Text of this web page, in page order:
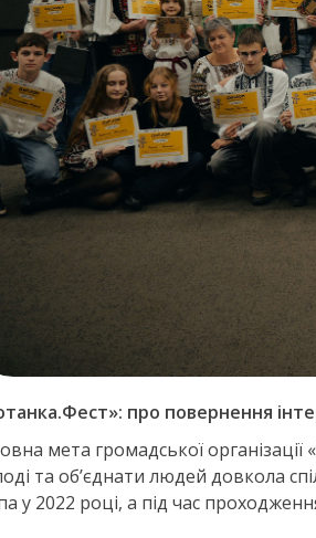
про повернення
мета громадської
та об’єднати людей довкола
у 2022 році, а під час